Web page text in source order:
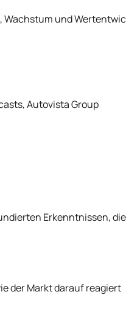
Wachstum und
Autovista Group
Erkenntnissen,
der Markt darauf reagiert